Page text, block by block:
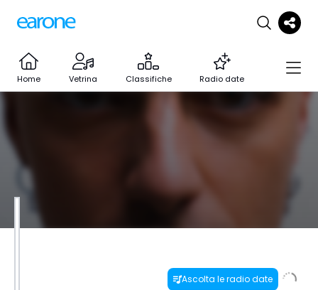
Home Vetrina Classifiche Radio date
Ascolta le radio date